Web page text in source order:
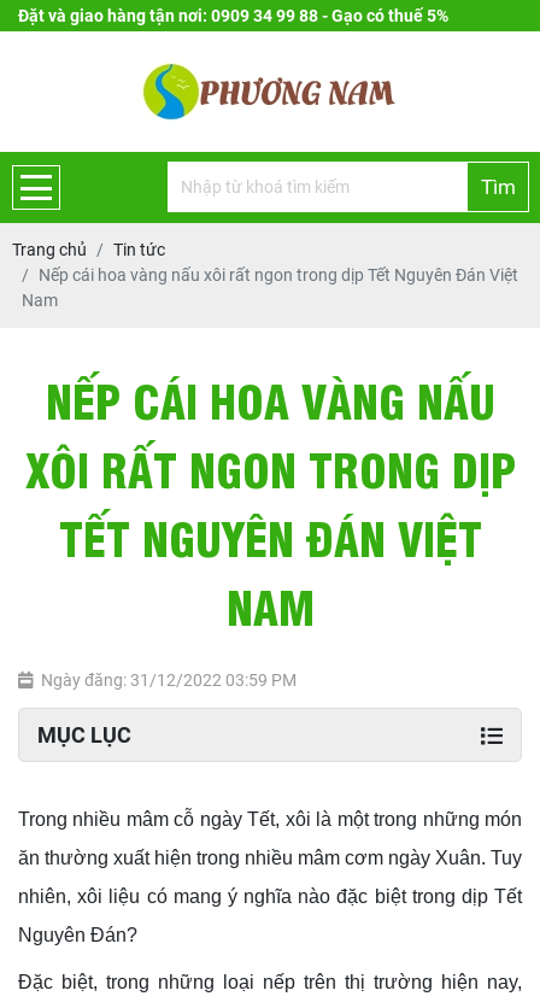
Đặt và giao hàng tận nơi: 0909 34 99 88 - Gạo có thuế 5%
Tìm
Trang chủ
Tin tức
Nếp cái hoa vàng nấu xôi rất ngon trong dịp Tết Nguyên Đán Việt
Nam
NẾP CÁI HOA VÀNG NẤU
XÔI RẤT NGON TRONG DỊP
TẾT NGUYÊN ĐÁN VIỆT
NAM
Ngày đăng: 31/12/2022 03:59 PM
MỤC LỤC
Trong nhiều mâm cỗ ngày Tết, xôi là một trong những món
ăn thường xuất hiện trong nhiều mâm cơm ngày Xuân. Tuy
nhiên, xôi liệu có mang ý nghĩa nào đặc biệt trong dịp Tết
Nguyên Đán?
Đặc biệt, trong những loại nếp trên thị trường hiện nay,